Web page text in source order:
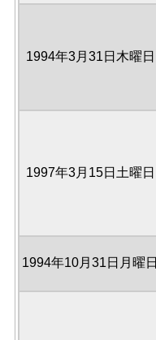
1994年3月31日木曜日
1997年3月15日土曜日
1994年10月31日月曜日